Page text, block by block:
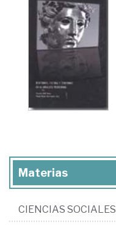
Materias
CIENCIAS SOCIALES